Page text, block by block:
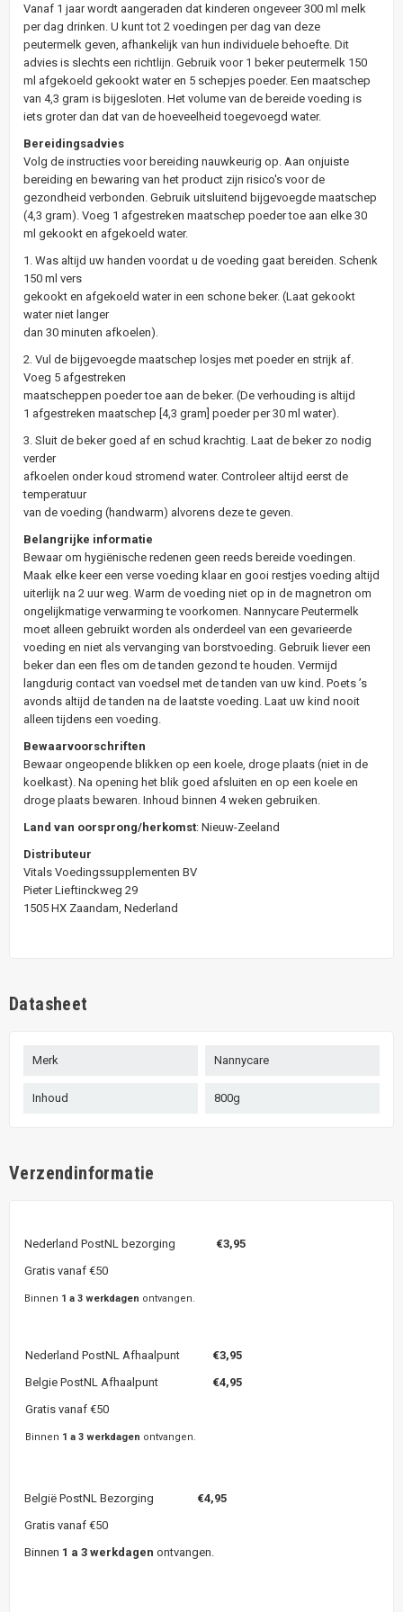
Vanaf 1 jaar wordt aangeraden dat kinderen ongeveer 300 ml melk
per dag drinken. U kunt tot 2 voedingen per dag van deze
peutermelk geven, afhankelijk van hun individuele behoefte. Dit
advies is slechts een richtlijn. Gebruik voor 1 beker peutermelk 150
ml afgekoeld gekookt water en 5 schepjes poeder. Een maatschep
van 4,3 gram is bijgesloten. Het volume van de bereide voeding is
iets groter dan dat van de hoeveelheid toegevoegd water.
Bereidingsadvies
Volg de instructies voor bereiding nauwkeurig op. Aan onjuiste
bereiding en bewaring van het product zijn risico's voor de
gezondheid verbonden. Gebruik uitsluitend bijgevoegde maatschep
(4,3 gram). Voeg 1 afgestreken maatschep poeder toe aan elke 30
ml gekookt en afgekoeld water.
1. Was altijd uw handen voordat u de voeding gaat bereiden. Schenk
150 ml vers
gekookt en afgekoeld water in een schone beker. (Laat gekookt
water niet langer
dan 30 minuten afkoelen).
2. Vul de bijgevoegde maatschep losjes met poeder en strijk af.
Voeg 5 afgestreken
maatscheppen poeder toe aan de beker. (De verhouding is altijd
1 afgestreken maatschep [4,3 gram] poeder per 30 ml water).
3. Sluit de beker goed af en schud krachtig. Laat de beker zo nodig
verder
afkoelen onder koud stromend water. Controleer altijd eerst de
temperatuur
van de voeding (handwarm) alvorens deze te geven.
Belangrijke informatie
Bewaar om hygiënische redenen geen reeds bereide voedingen.
Maak elke keer een verse voeding klaar en gooi restjes voeding altijd
uiterlijk na 2 uur weg. Warm de voeding niet op in de magnetron om
ongelijkmatige verwarming te voorkomen. Nannycare Peutermelk
moet alleen gebruikt worden als onderdeel van een gevarieerde
voeding en niet als vervanging van borstvoeding. Gebruik liever een
beker dan een fles om de tanden gezond te houden. Vermijd
langdurig contact van voedsel met de tanden van uw kind. Poets ’s
avonds altijd de tanden na de laatste voeding. Laat uw kind nooit
alleen tijdens een voeding.
Bewaarvoorschriften
Bewaar ongeopende blikken op een koele, droge plaats (niet in de
koelkast). Na opening het blik goed afsluiten en op een koele en
droge plaats bewaren. Inhoud binnen 4 weken gebruiken.
Land van oorsprong/herkomst: Nieuw-Zeeland
Distributeur
Vitals Voedingssupplementen BV
Pieter Lieftinckweg 29
1505 HX Zaandam, Nederland
Datasheet
Merk Nannycare
Inhoud 800g
Verzendinformatie
Nederland PostNL bezorging €3,95
Gratis vanaf €50
Binnen 1 a 3 werkdagen ontvangen.
Nederland PostNL Afhaalpunt €3,95
Belgie PostNL Afhaalpunt
€4,95
Gratis vanaf €50
Binnen 1 a 3 werkdagen ontvangen.
België PostNL Bezorging €4,95
Gratis vanaf €50
Binnen 1 a 3 werkdagen ontvangen.